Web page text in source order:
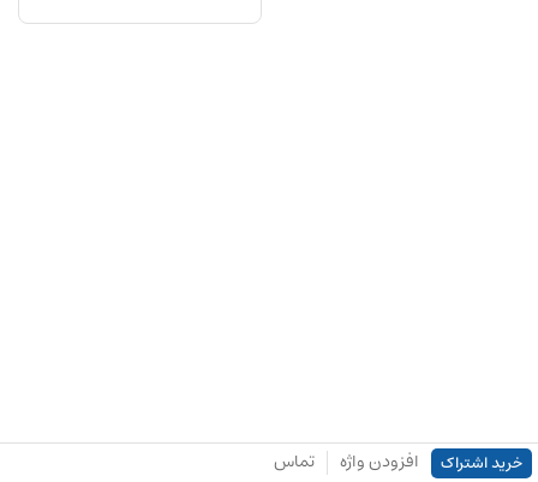
خرید اشتراک افزودن واژه تماس